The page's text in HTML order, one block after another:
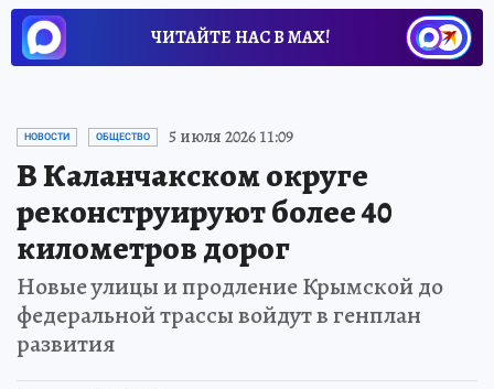
ЧИТАЙТЕ НАС В МАХ!
НОВОСТИ ОБЩЕСТВО 5 июля 2026 11:09
В Каланчакском округе
реконструируют более 40
километров дорог
Новые улицы и продление Крымской до
федеральной трассы войдут в генплан
развития